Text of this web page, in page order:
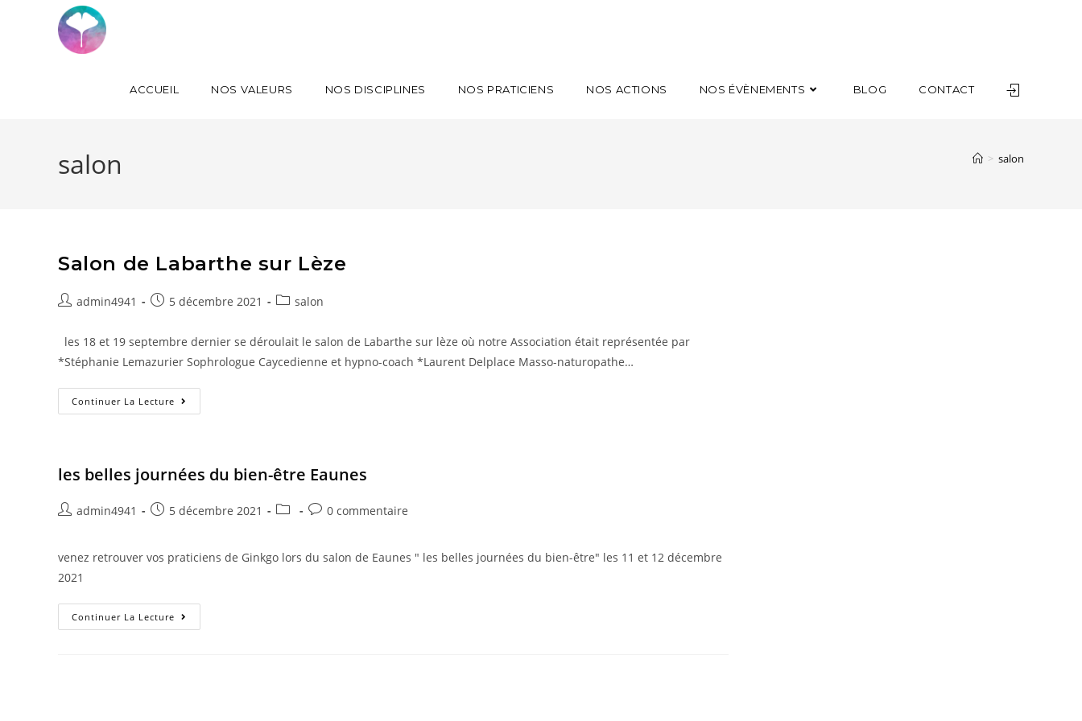
ACCUEIL NOS VALEURS NOS DISCIPLINES NOS PRATICIENS NOS ACTIONS NOS ÉVÈNEMENTS BLOG CONTACT
salon > salon
Salon de Labarthe sur Lèze
admin4941 5 décembre 2021 salon
les 18 et 19 septembre dernier se déroulait le salon de Labarthe sur lèze où notre Association était représentée par
*Stéphanie Lemazurier Sophrologue Caycedienne et hypno-coach *Laurent Delplace Masso-naturopathe…
Continuer La Lecture
les belles journées du bien-être Eaunes
admin4941 5 décembre 2021 0 commentaire
venez retrouver vos praticiens de Ginkgo lors du salon de Eaunes " les belles journées du bien-être" les 11 et 12 décembre
2021
Continuer La Lecture